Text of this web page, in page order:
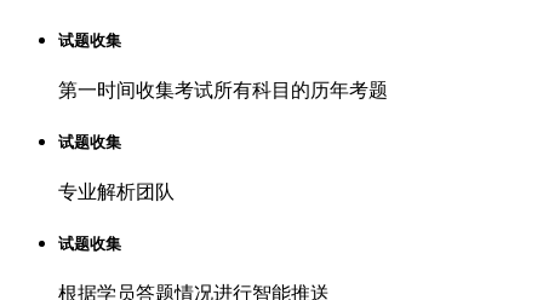
试题收集
第一时间收集考试所有科目的历年考题
试题收集
专业解析团队
试题收集
根据学员答题情况进行智能推送